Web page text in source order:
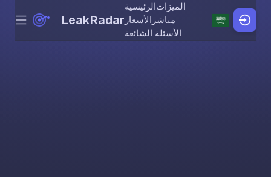
Skip to content
Menu LeakRadar
الرئيسيةالميزات
الأسعار مباشر
الأسئلة الشائعة